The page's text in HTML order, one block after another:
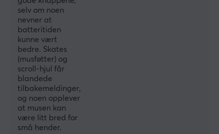
SPESIFIKASJONER
DIMENSJON & VEKT
Kabellengde
1.8 meter
Bredde
64 mm
Dybde
124 mm
selv om noen
nevner at
batteritiden
kunne vært
bedre. Skates
(musføtter) og
scroll-hjul får
blandede
tilbakemeldinger,
og noen opplever
at musen kan
være litt bred for
små hender.